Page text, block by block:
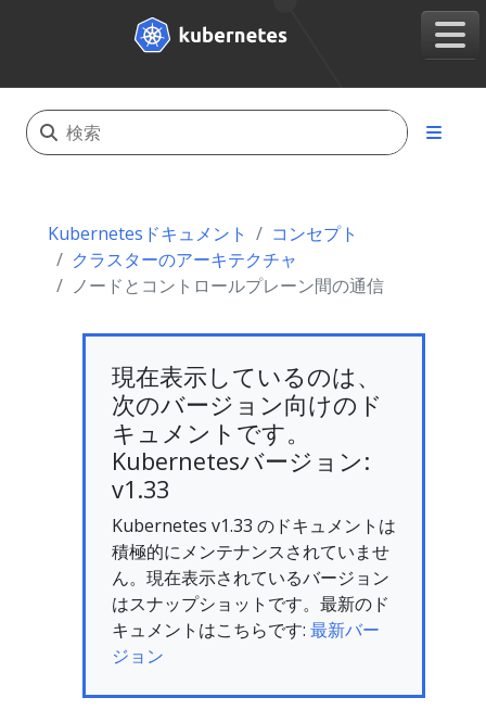
Kubernetesドキュメント
コンセプト
クラスターのアーキテクチャ
ノードとコントロールプレーン間の通信
現在表示しているのは、
次のバージョン向けのド
キュメントです。
Kubernetesバージョン:
v1.33
Kubernetes v1.33 のドキュメントは
積極的にメンテナンスされていませ
ん。現在表示されているバージョン
はスナップショットです。最新のド
キュメントはこちらです: 最新バー
ジョン